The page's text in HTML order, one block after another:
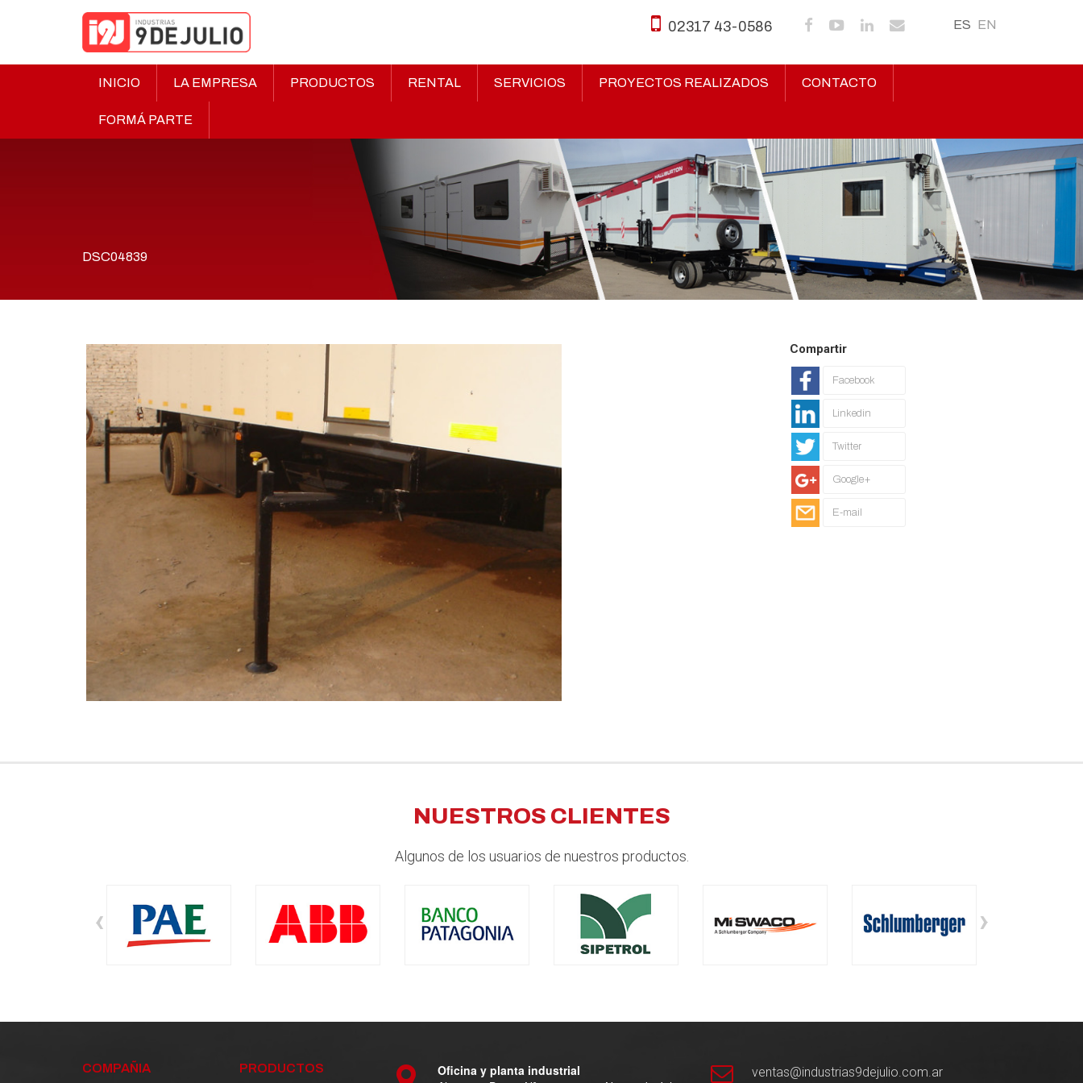
ES EN
02317 43-0586
INICIO LA EMPRESA PRODUCTOS RENTAL SERVICIOS PROYECTOS REALIZADOS CONTACTO
FORMÁ PARTE
DSC04839
Compartir
Facebook
Linkedin
Twitter
Google+
E-mail
NUESTROS CLIENTES
Algunos de los usuarios de nuestros productos.
‹ ›
COMPAÑIA PRODUCTOS
Oficina y planta industrial
ventas@industrias9dejulio.com.ar